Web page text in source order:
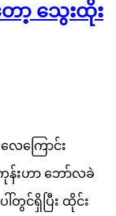
သွေးထိုး
ေကြောင်း
န်းဟာ ဘော်လခဲ
ါ်တွင်ရှိပြီး ထိုင်း